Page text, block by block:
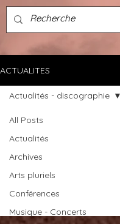
ACTUALITES
All Posts
Actualités
Archives
Arts pluriels
Conférences
Musique - Concerts
Actualités - discographie
Actualités -
discographie